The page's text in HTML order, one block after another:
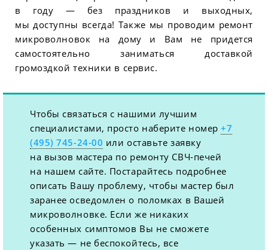
в году — без праздников и выходных,
мы доступны всегда! Также мы проводим ремонт
микроволновок на дому и Вам не придется
самостоятельно заниматься доставкой
громоздкой техники в сервис.
Чтобы связаться с нашими лучшим
специалистами, просто наберите номер+7
(495) 745-24-00 или оставьте заявку
на вызов мастера по ремонту СВЧ-печей
на нашем сайте. Постарайтесь подробнее
описать Вашу проблему, чтобы мастер был
заранее осведомлен о поломках в Вашей
микроволновке. Если же никаких
особенных симптомов Вы не сможете
указать — не беспокойтесь, все